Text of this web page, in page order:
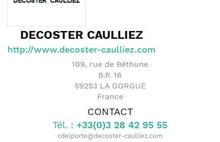
DECOSTER CAULLIEZ
http://www.decoster-caulliez.com
109, rue de Béthune
B.P. 16
59253 LA GORGUE
France
CONTACT
Tél. : +33(0)3 28 42 95 55
cdelporte@decoster-caulliez.com